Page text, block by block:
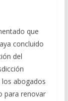
que
concluido
del
abogados
para renovar